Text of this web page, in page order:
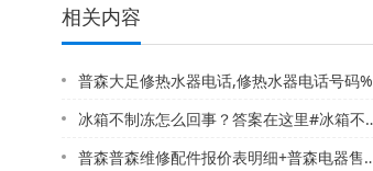
相关内容
普森大足修热水器电话,修热水器电话号码%普森岱岳区维修热水器电话,美的热水器服务...
冰箱不制冻怎么回事？答案在这里#冰箱不制冷,有哪些解决方案-
普森普森维修配件报价表明细+普森电器售后服务电话2027年的更新